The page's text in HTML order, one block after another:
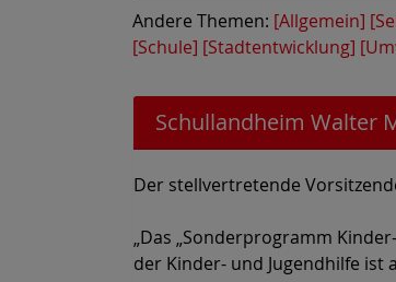
Andere Themen: [Allgemein]
[Schule] [Stadtentwicklung]
Schullandheim Walter
Der stellvertretende
„Das „Sonderprogramm
der Kinder- und Jugendhilfe ist